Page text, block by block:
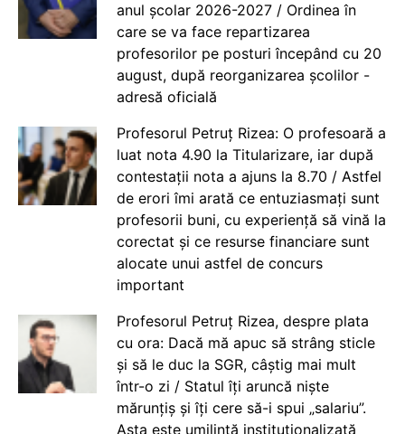
anul școlar 2026-2027 / Ordinea în
care se va face repartizarea
profesorilor pe posturi începând cu 20
august, după reorganizarea școlilor -
adresă oficială
Profesorul Petruț Rizea: O profesoară a
luat nota 4.90 la Titularizare, iar după
contestații nota a ajuns la 8.70 / Astfel
de erori îmi arată ce entuziasmați sunt
profesorii buni, cu experiență să vină la
corectat și ce resurse financiare sunt
alocate unui astfel de concurs
important
Profesorul Petruț Rizea, despre plata
cu ora: Dacă mă apuc să strâng sticle
și să le duc la SGR, câștig mai mult
într-o zi / Statul îți aruncă niște
mărunțiș și îți cere să-i spui „salariu”.
Asta este umilință instituționalizată